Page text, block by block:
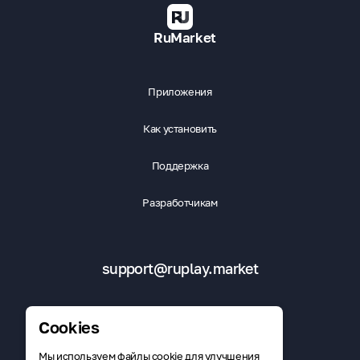
Собирай плитки, проходи уровни, открывай новые главы и развивай
https://saravas976.github.io/privacy-policy-2048/
Cookies
Мы используем файлы cookie для улучшения
RuMarket
Приложения
Как установить
Поддержка
Разработчикам
support@ruplay.market